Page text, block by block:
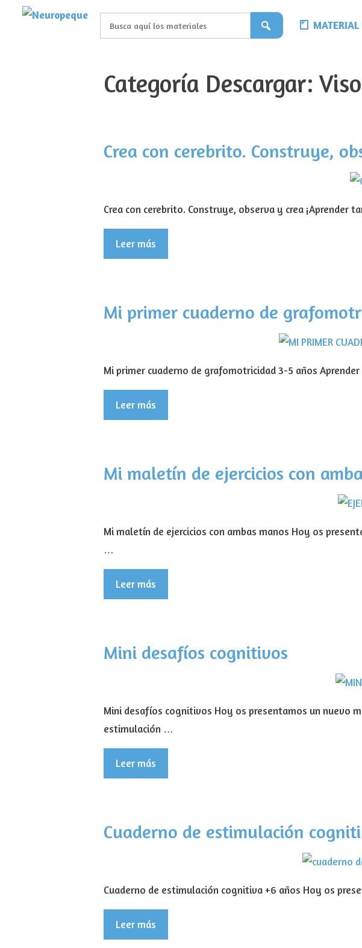
Saltar
MATERIAL
Categoría Descargar:
Crea con cerebrito. Construye,
Crea con cerebrito. Construye, observa y crea ¡Aprender
Leer más
Mi primer cuaderno de
Mi primer cuaderno de grafomotricidad 3-5 años
Leer más
Mi maletín de ejercicios con
Mi maletín de ejercicios con ambas manos Hoy os
…
Leer más
Mini desafíos cognitivos
Mini desafíos cognitivos Hoy os presentamos un nuevo
estimulación …
Leer más
Cuaderno de estimulación
Cuaderno de estimulación cognitiva +6 años Hoy os
Leer más